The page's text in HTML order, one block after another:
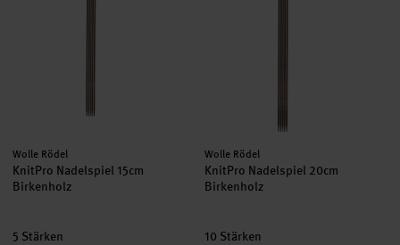
Hersteller:
Wolle Rödel
KnitPro Nadelspiel 15cm
Birkenholz
5 Stärken
Hersteller:
Wolle Rödel
KnitPro Nadelspiel 20cm
Birkenholz
10 Stärken